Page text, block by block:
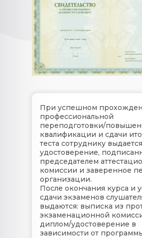
При успешном
профессиональной
переподготовки/
квалификации и сдачи
теста сотруднику
удостоверение,
председателем
комиссии и заверенное
организации.
После окончания курса и
сдачи экзаменов
выдаются: выписка из
экзаменационной
диплом/удостоверение в
зависимости от